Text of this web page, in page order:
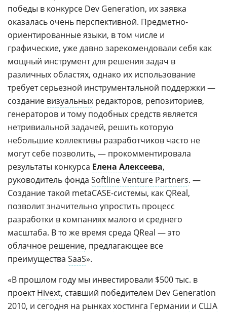
победы в конкурсе Dev Generation, их заявка
оказалась очень перспективной. Предметно-
ориентированные языки, в том числе и
графические, уже давно зарекомендовали себя как
мощный инструмент для решения задач в
различных областях, однако их использование
требует серьезной инструментальной поддержки —
создание визуальных редакторов, репозиториев,
генераторов и тому подобных средств является
нетривиальной задачей, решить которую
небольшие коллективы разработчиков часто не
могут себе позволить, — прокомментировала
результаты конкурса Елена Алексеева,
руководитель фонда Softline Venture Partners. —
Создание такой metaCASE-системы, как QReal,
позволит значительно упростить процесс
разработки в компаниях малого и среднего
масштаба. В то же время среда QReal — это
облачное решение, предлагающее все
преимущества SaaS».
«В прошлом году мы инвестировали $500 тыс. в
проектHivext, ставший победителем Dev Generation
2010, и сегодня на рынкаххостинга Германии и США